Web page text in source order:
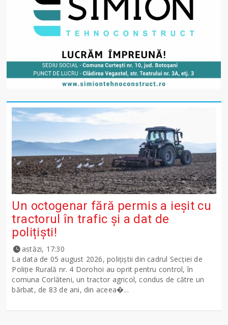
Un octogenar fără permis a ieșit cu
tractorul în trafic și a dat de
polițiști!
astăzi, 17:30
La data de 05 august 2026, polițiștii din cadrul Secției de
Poliție Rurală nr. 4 Dorohoi au oprit pentru control, în
comuna Corlăteni, un tractor agricol, condus de către un
bărbat, de 83 de ani, din aceea�...